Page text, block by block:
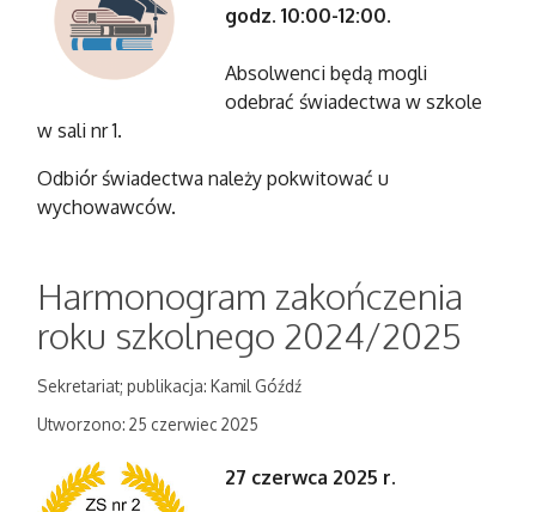
godz. 10:00-12:00.
Absolwenci będą mogli
odebrać świadectwa w szkole
w sali nr 1.
Odbiór świadectwa należy pokwitować u
wychowawców.
Harmonogram zakończenia
roku szkolnego 2024/2025
Sekretariat; publikacja: Kamil Góźdź
Utworzono: 25 czerwiec 2025
27 czerwca 2025 r.